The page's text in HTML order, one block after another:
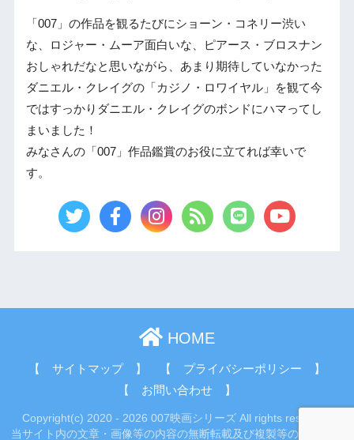
「007」の作品を観るたびにショーン・コネリー渋い
な、ロジャー・ムーア面白いな、ピアース・ブロスナン
おしゃれだなと思いながら、あまり期待していなかった
ダニエル・クレイグの「カジノ・ロワイヤル」を観て今
ではすっかりダニエル・クレイグのボンドにハマってし
まいました！
みなさんの「007」作品鑑賞のお役に立てれば幸いで
す。
HOME
【 サイトマップ 】
【 プライバシーポリシー 】
【 お問い合わせ 】
Copyright(c) 2020 - 2026 007映画シリーズ All rights reserved.
当サイト内の文章・画像等の内容の無断転載及び複製等の行為はご